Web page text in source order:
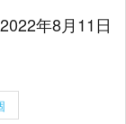
2022年8月11日